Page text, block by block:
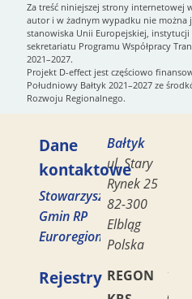
Za treść niniejszej strony internetowej
autor i w żadnym wypadku nie można
stanowiska Unii Europejskiej, instytucji
sekretariatu Programu Współpracy
2021–2027.
Projekt D-effect jest częściowo
Południowy Bałtyk 2021–2027 ze
Rozwoju Regionalnego.
Dane
kontaktowe
Stowarzyszenie
Gmin RP
Euroregion
Bałtyk
ul. Stary
Rynek 25
82-300
Elbląg
Polska
Rejestry REGON